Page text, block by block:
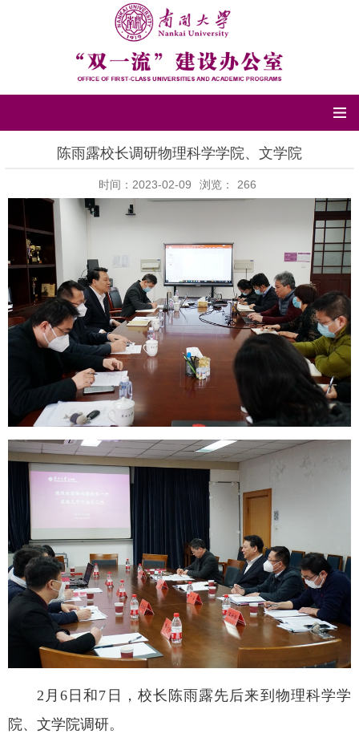
陈雨露校长调研物理科学学院、文学院
时间：2023-02-09 浏览： 266
2月6日和7日，校长陈雨露先后来到物理科学学
院、文学院调研。